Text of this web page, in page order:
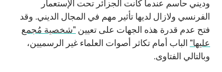
وديني حاسم عندما كانت الجزائر تحت الإستعمار
الفرنسي ولازال لديها تأثير مهم في المجال الديني. وقد
فتح عدم قدرة هذه الجهات على تعيين "شخصية مُجمع
عليها" الباب أمام تكاثر أصوات العلماء غير الرسميين،
وبالتالي الفتاوى.